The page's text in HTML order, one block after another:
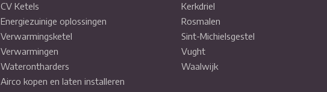
SERVICE (ONDERHOUDSCONTRACT)
CV Ketels
Energiezuinige oplossingen
Verwarmingsketel
Verwarmingen
Waterontharders
Airco kopen en laten installeren
Kerkdriel
Rosmalen
Sint-Michielsgestel
Vught
Waalwijk